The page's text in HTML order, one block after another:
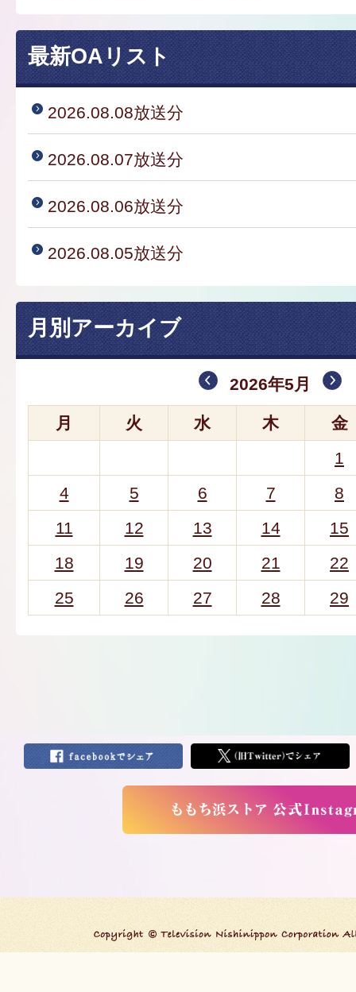
最新OAリスト
2026.08.08放送分
2026.08.07放送分
2026.08.06放送分
2026.08.05放送分
月別アーカイブ
2026年5月
月 火 水 木
金
1
4
5 6 7
8
11
12 13 14
15
18
19 20 21
22
25
26 27 28 29